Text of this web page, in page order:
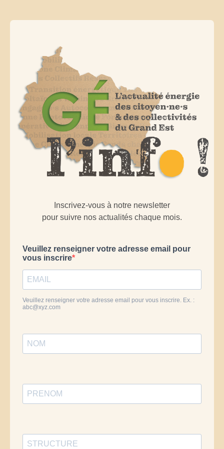
Inscrivez-vous à notre newsletter
pour suivre nos actualités chaque mois.
Veuillez renseigner votre adresse email pour
vous inscrire
Veuillez renseigner votre adresse email pour vous inscrire. Ex. :
abc@xyz.com